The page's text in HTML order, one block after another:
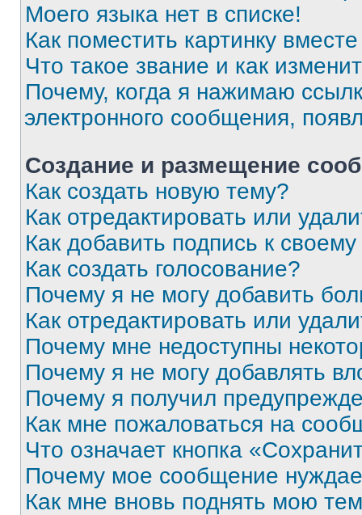
Моего языка нет в списке!
Как поместить картинку
Что такое звание и как
Почему, когда я нажимаю
электронного сообщения,
Создание и размещение
Как создать новую тему?
Как отредактировать или
Как добавить подпись к
Как создать голосование?
Почему я не могу добавить
Как отредактировать или
Почему мне недоступны
Почему я не могу добавлять
Почему я получил
Как мне пожаловаться на
Что означает кнопка
Почему мое сообщение
Как мне вновь поднять мою